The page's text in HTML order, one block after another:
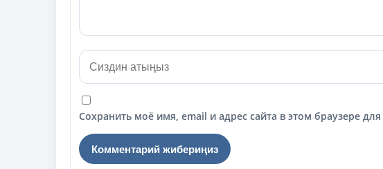
Сохранить моё имя, email и адрес сайта в этом браузере